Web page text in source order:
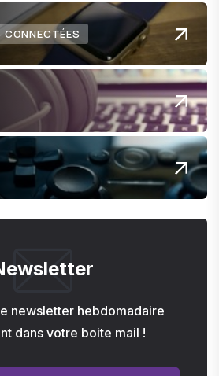
newsletter hebdomadaire
dans votre boite mail !